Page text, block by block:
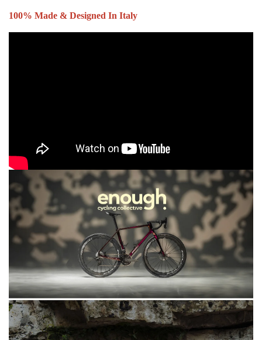
100% Made & Designed In Italy